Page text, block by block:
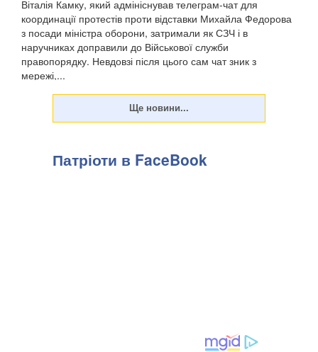
Віталія Камку, який адмініснував телеграм-чат для
координації протестів проти відставки Михайла Федорова
з посади міністра оборони, затримали як СЗЧ і в
наручниках доправили до Військової служби
правопорядку. Невдовзі після цього сам чат зник з
мережі,...
Патріоти в FaceBook